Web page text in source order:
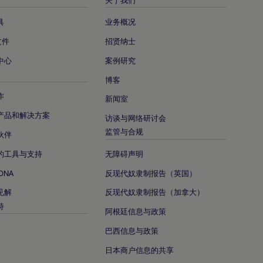
件
心
品和解决方案
伴
工具与支持
解
业务概况
招贤纳士
案例研究
博客
新闻室
访谈与网络研讨会
监管与合规
无障碍声明
反现代奴隶制报告（英国）
反现代奴隶制报告（加拿大）
阿根廷信息与政策
巴西信息与政策
日本商户信息的共享